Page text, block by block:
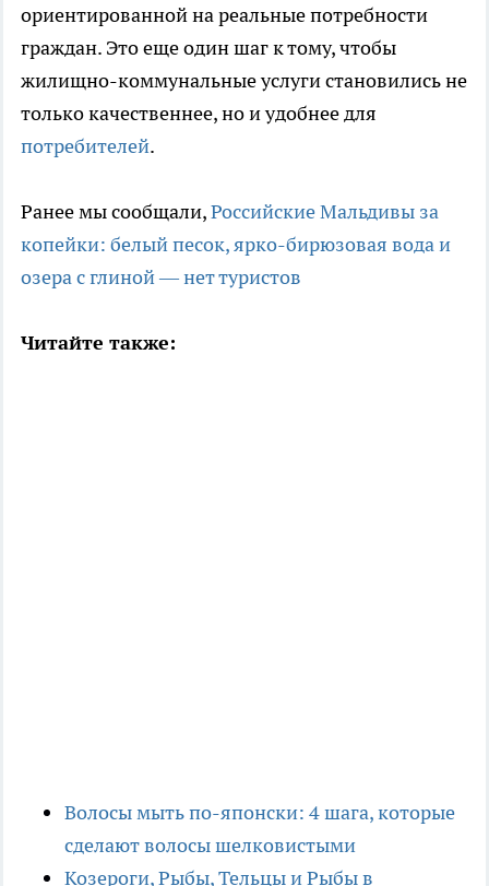
ориентированной на реальные потребности
граждан. Это еще один шаг к тому, чтобы
жилищно-коммунальные услуги становились не
только качественнее, но и удобнее для
потребителей.
Ранее мы сообщали,Российские Мальдивы за
копейки: белый песок, ярко-бирюзовая вода и
озера с глиной — нет туристов
Читайте также:
Волосы мыть по-японски: 4 шага, которые
сделают волосы шелковистыми
Козероги, Рыбы, Тельцы и Рыбы в